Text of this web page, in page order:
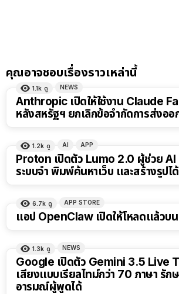
คุณอาจชอบเรื่องราวเหล่านี้
1.1k ดู NEWS
Anthropic เปิดให้ใช้งาน Claude
หลังสหรัฐฯ ยกเลิกข้อจำกัดการส่งออ
1.2k ดู AI APP
Proton เปิดตัว Lumo 2.0 ผู้ช่วย AI
ระบบจำ พิมพ์ค้นหาเว็บ และสร้างรูปไ
6.7k ดู APP STORE
แอป OpenClaw เปิดให้โหลดแล้วบ
1.3k ดู NEWS
Google เปิดตัว Gemini 3.5 Live
เสียงแบบเรียลไทม์กว่า 70 ภาษา รัก
อารมณ์ผู้พูดได้